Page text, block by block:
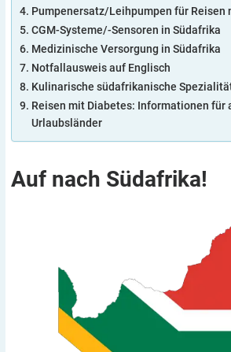
Pumpenersatz/Leihpumpen für Reisen
CGM-Systeme/-Sensoren in Südafrika
Medizinische Versorgung in Südafrika
Notfallausweis auf Englisch
Kulinarische südafrikanische
Reisen mit Diabetes: Informationen für
Urlaubsländer
Auf nach Südafrika!